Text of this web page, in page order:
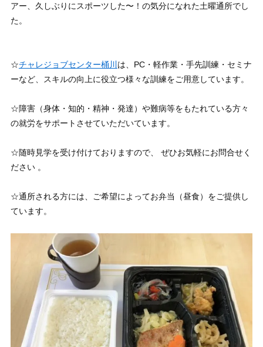
アー、久しぶりにスポーツした〜！の気分になれた土曜通所でし
た。
☆チャレジョブセンター桶川は、PC・軽作業・手先訓練・セミナ
ーなど、スキルの向上に役立つ様々な訓練をご用意しています。
☆障害（身体・知的・精神・発達）や難病等をもたれている方々
の就労をサポートさせていただいています。
☆随時見学を受け付けておりますので、 ぜひお気軽にお問合せく
ださい 。
☆通所される方には、ご希望によってお弁当（昼食）をご提供し
ています。